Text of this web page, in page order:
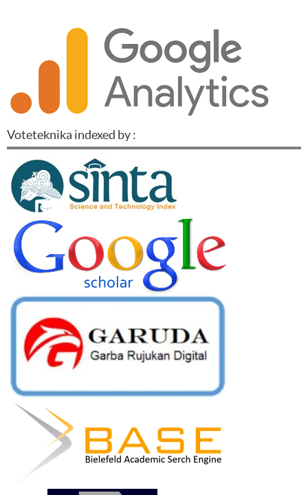
Voteteknika indexed by :